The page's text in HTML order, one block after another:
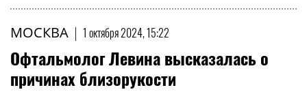
МОСКВА | 1 октября 2024, 15:22
Офтальмолог Левина высказалась о
причинах близорукости